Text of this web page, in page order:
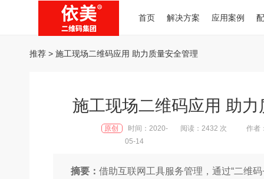
首页 解决方案 应用案例
推荐 > 施工现场二维码应用 助力质量安全管理
施工现场二维码应用 助
原创
时间：2020-
05-14
阅读：2432 次 作者
摘要： 借助互联网工具服务管理，通过“二维